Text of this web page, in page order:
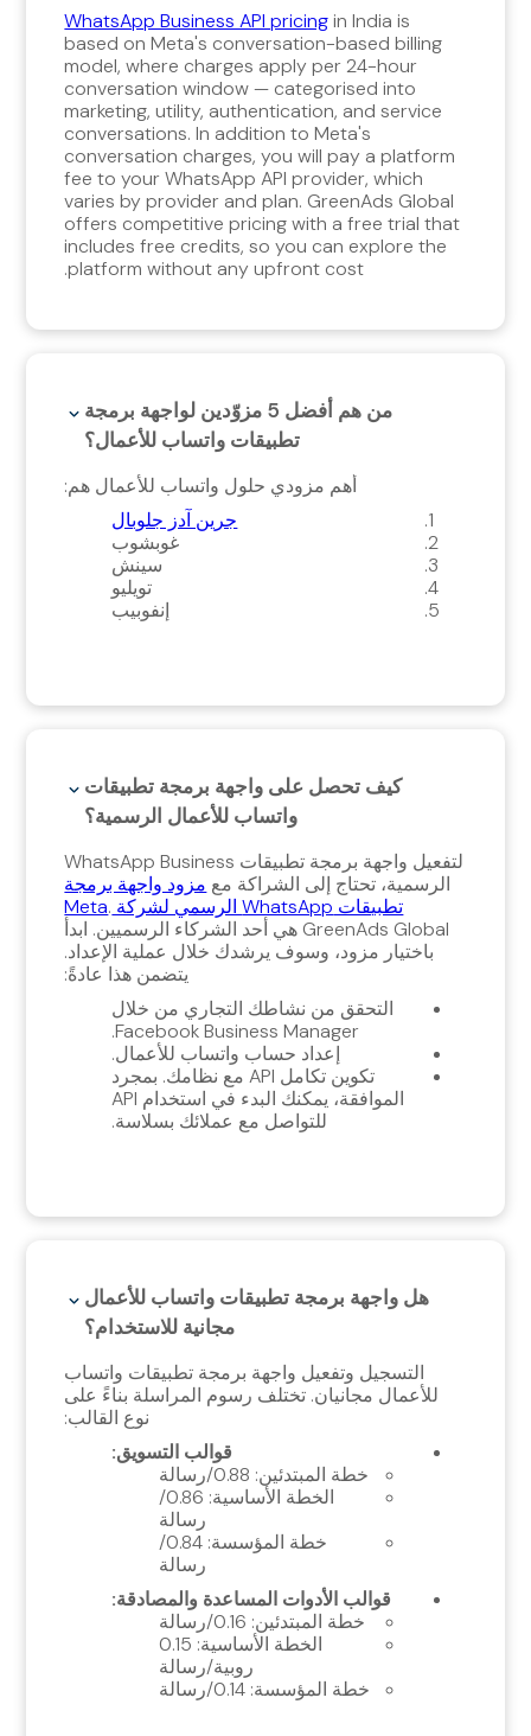
WhatsApp Business API pricingin India is
based on Meta's conversation-based billing
model, where charges apply per 24-hour
conversation window — categorised into
marketing, utility, authentication, and service
conversations. In addition to Meta's
conversation charges, you will pay a platform
fee to your WhatsApp API provider, which
varies by provider and plan. GreenAds Global
offers competitive pricing with a free trial that
includes free credits, so you can explore the
platform without any upfront cost.
من هم أفضل 5 مزوّدين لواجهة برمجة
تطبيقات واتساب للأعمال؟
أهم مزودي حلول واتساب للأعمال هم:
جرين آدز جلوبال
غوبشوب
سينش
تويليو
إنفوبيب
كيف تحصل على واجهة برمجة تطبيقات
واتساب للأعمال الرسمية؟
لتفعيل واجهة برمجة تطبيقات WhatsApp Business
الرسمية، تحتاج إلى الشراكة مع مزود واجهة برمجة
تطبيقات WhatsApp الرسمي لشركة Meta
.
GreenAds Global هي أحد الشركاء الرسميين. ابدأ
باختيار مزود، وسوف يرشدك خلال عملية الإعداد.
يتضمن هذا عادةً:
التحقق من نشاطك التجاري من خلال
Facebook Business Manager.
إعداد حساب واتساب للأعمال.
تكوين تكامل API مع نظامك. بمجرد
الموافقة، يمكنك البدء في استخدام API
للتواصل مع عملائك بسلاسة.
هل واجهة برمجة تطبيقات واتساب للأعمال
مجانية للاستخدام؟
التسجيل وتفعيل واجهة برمجة تطبيقات واتساب
للأعمال مجانيان. تختلف رسوم المراسلة بناءً على
نوع القالب:
قوالب التسويق:
خطة المبتدئين: 0.88/رسالة
الخطة الأساسية: 0.86/
رسالة
خطة المؤسسة: 0.84/
رسالة
قوالب الأدوات المساعدة والمصادقة:
خطة المبتدئين: 0.16/رسالة
الخطة الأساسية: 0.15
روبية/رسالة
خطة المؤسسة: 0.14/رسالة